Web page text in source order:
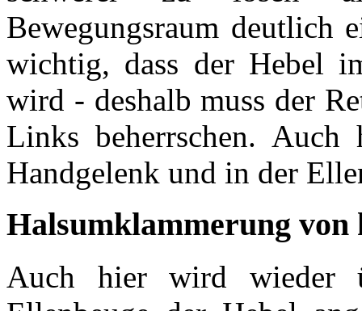
Bewegungsraum deutlich
wichtig, dass der Hebel
wird - deshalb muss der
Links beherrschen.
Handgelenk und in der
Halsumklammerung von
Auch hier wird wieder